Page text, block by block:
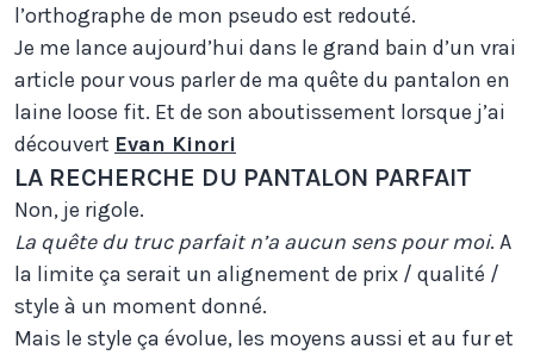
l’orthographe de mon pseudo est redouté.
Je me lance aujourd’hui dans le grand bain d’un vrai
article pour vous parler de ma quête du pantalon en
laine loose fit. Et de son aboutissement lorsque j’ai
découvert Evan Kinori
LA RECHERCHE DU PANTALON PARFAIT
Non, je rigole.
La quête du truc parfait n’a aucun sens pour moi. A
la limite ça serait un alignement de prix / qualité /
style à un moment donné.
Mais le style ça évolue, les moyens aussi et au fur et